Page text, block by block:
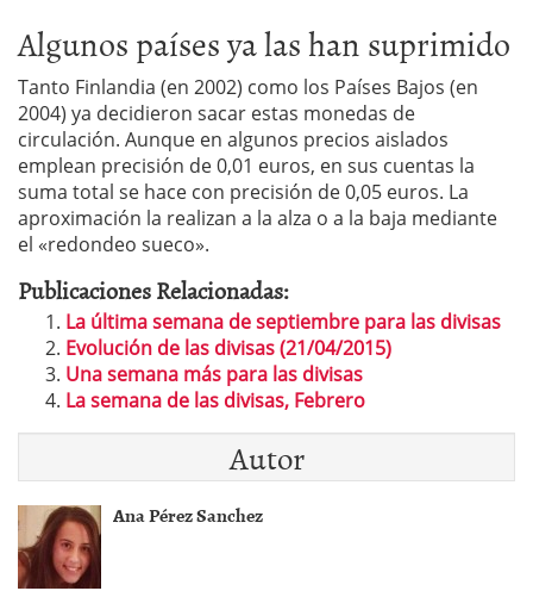
Algunos países ya las han suprimido
Tanto Finlandia (en 2002) como los Países Bajos (en
2004) ya decidieron sacar estas monedas de
circulación. Aunque en algunos precios aislados
emplean precisión de 0,01 euros, en sus cuentas la
suma total se hace con precisión de 0,05 euros. La
aproximación la realizan a la alza o a la baja mediante
el «redondeo sueco».
Publicaciones Relacionadas:
La última semana de septiembre para las divisas
Evolución de las divisas (21/04/2015)
Una semana más para las divisas
La semana de las divisas, Febrero
Autor
Ana Pérez Sanchez